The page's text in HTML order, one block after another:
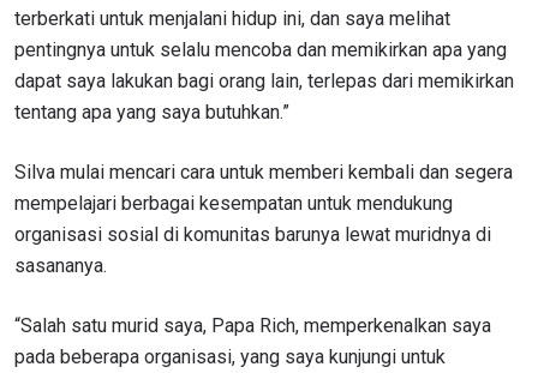
terberkati untuk menjalani hidup ini, dan saya melihat
pentingnya untuk selalu mencoba dan memikirkan apa yang
dapat saya lakukan bagi orang lain, terlepas dari memikirkan
tentang apa yang saya butuhkan.”
Silva mulai mencari cara untuk memberi kembali dan segera
mempelajari berbagai kesempatan untuk mendukung
organisasi sosial di komunitas barunya lewat muridnya di
sasananya.
“Salah satu murid saya, Papa Rich, memperkenalkan saya
pada beberapa organisasi, yang saya kunjungi untuk